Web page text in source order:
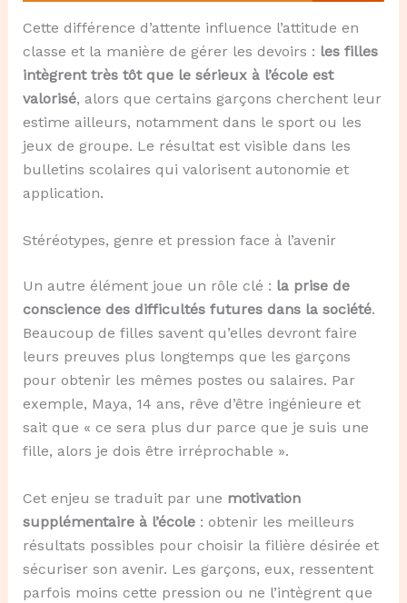
Cette différence d’attente influence l’attitude en
classe et la manière de gérer les devoirs : les filles
intègrent très tôt que le sérieux à l’école est
valorisé, alors que certains garçons cherchent leur
estime ailleurs, notamment dans le sport ou les
jeux de groupe. Le résultat est visible dans les
bulletins scolaires qui valorisent autonomie et
application.
Stéréotypes, genre et pression face à l’avenir
Un autre élément joue un rôle clé : la prise de
conscience des difficultés futures dans la société.
Beaucoup de filles savent qu’elles devront faire
leurs preuves plus longtemps que les garçons
pour obtenir les mêmes postes ou salaires. Par
exemple, Maya, 14 ans, rêve d’être ingénieure et
sait que « ce sera plus dur parce que je suis une
fille, alors je dois être irréprochable ».
Cet enjeu se traduit par une motivation
supplémentaire à l’école: obtenir les meilleurs
résultats possibles pour choisir la filière désirée et
sécuriser son avenir. Les garçons, eux, ressentent
parfois moins cette pression ou ne l’intègrent que